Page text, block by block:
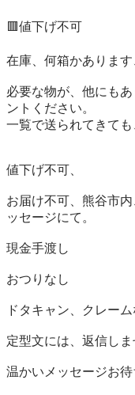
🟥値下げ不可
在庫、何箱かあります
必要な物が、他にも
ントください。
一覧で送られてきても
値下げ不可、
お届け不可、熊谷市
ッセージにて。
現金手渡し
おつりなし
ドタキャン、クレーム
定型文には、返信し
温かいメッセージお待